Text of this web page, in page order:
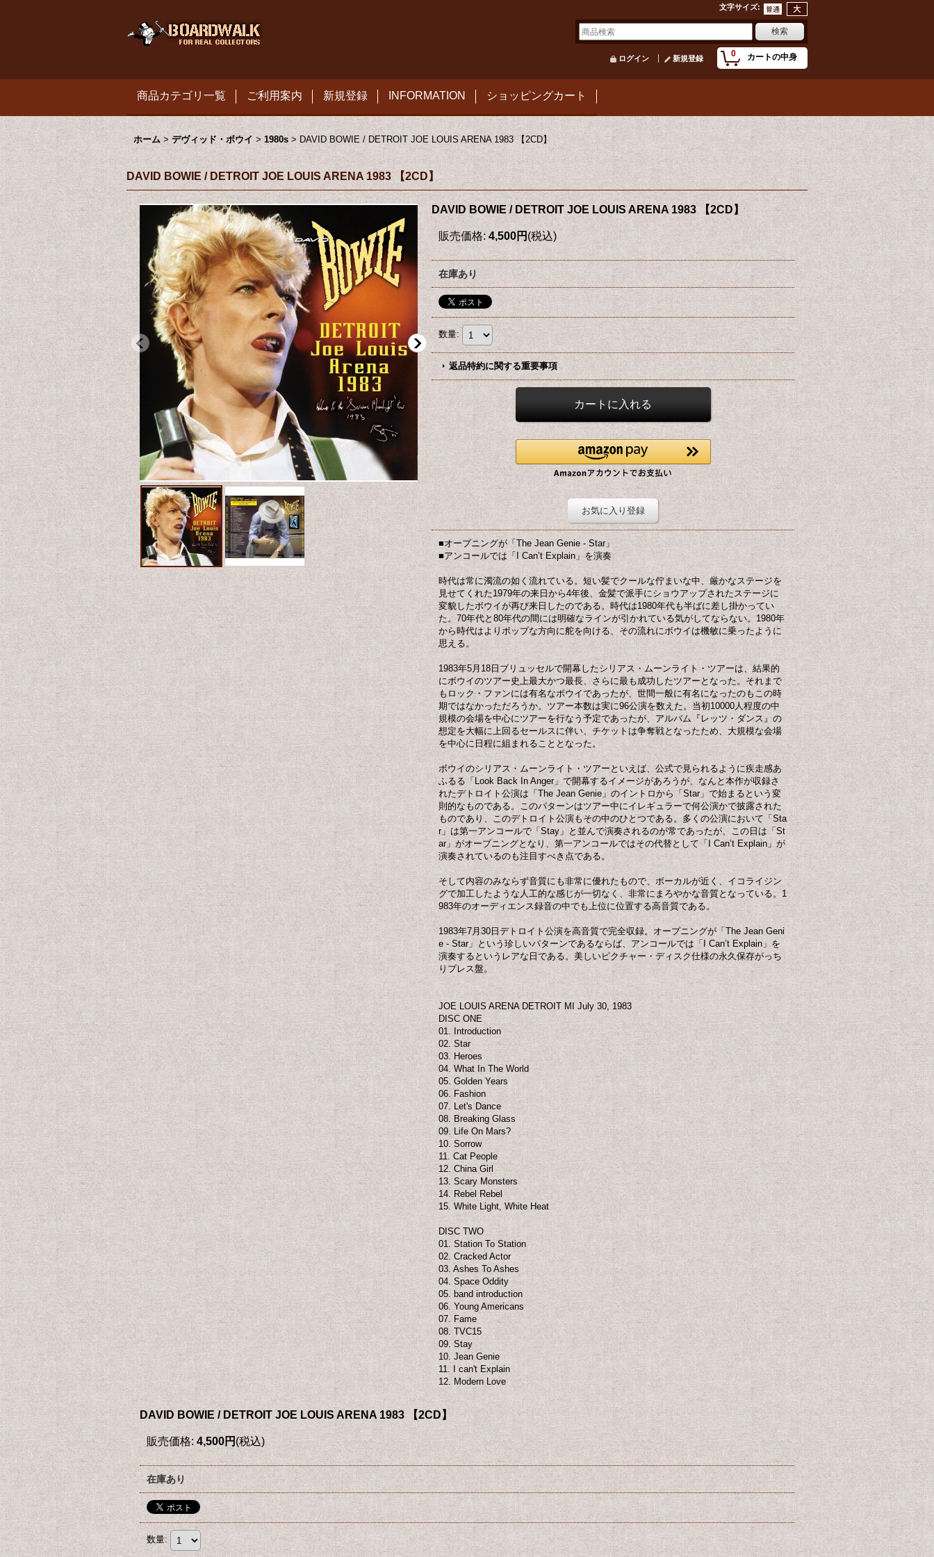
文字サイズ:
0 カートの中身
ログイン 新規登録
商品カテゴリ一覧 ご利用案内 新規登録 INFORMATION ショッピングカート
ホーム > デヴィッド・ボウイ > 1980s > DAVID BOWIE / DETROIT JOE LOUIS ARENA 1983 【2CD】
DAVID BOWIE / DETROIT JOE LOUIS ARENA 1983 【2CD】
DAVID BOWIE / DETROIT JOE LOUIS ARENA 1983 【2CD】
販売価格: 4,500円 (税込)
在庫あり
数量:
返品特約に関する重要事項
お気に入り登録
■オープニングが「The Jean Genie - Star」
■アンコールでは「I Can’t Explain」を演奏
時代は常に濁流の如く流れている。短い髪でクールな佇まいな中、厳かなステージを
見せてくれた1979年の来日から4年後、金髪で派手にショウアップされたステージに
変貌したボウイが再び来日したのである。時代は1980年代も半ばに差し掛かってい
た。70年代と80年代の間には明確なラインが引かれている気がしてならない。1980年
から時代はよりポップな方向に舵を向ける、その流れにボウイは機敏に乗ったように
思える。
1983年5月18日ブリュッセルで開幕したシリアス・ムーンライト・ツアーは、結果的
にボウイのツアー史上最大かつ最長、さらに最も成功したツアーとなった。それまで
もロック・ファンには有名なボウイであったが、世間一般に有名になったのもこの時
期ではなかっただろうか。ツアー本数は実に96公演を数えた。当初10000人程度の中
規模の会場を中心にツアーを行なう予定であったが、アルバム『レッツ・ダンス』の
想定を大幅に上回るセールスに伴い、チケットは争奪戦となったため、大規模な会場
を中心に日程に組まれることとなった。
ボウイのシリアス・ムーンライト・ツアーといえば、公式で見られるように疾走感あ
ふるる「Look Back In Anger」で開幕するイメージがあろうが、なんと本作が収録さ
れたデトロイト公演は「The Jean Genie」のイントロから「Star」で始まるという変
則的なものである。このパターンはツアー中にイレギュラーで何公演かで披露された
ものであり、このデトロイト公演もその中のひとつである。多くの公演において「Sta
r」は第一アンコールで「Stay」と並んで演奏されるのが常であったが、この日は「St
ar」がオープニングとなり、第一アンコールではその代替として「I Can’t Explain」が
演奏されているのも注目すべき点である。
そして内容のみならず音質にも非常に優れたもので、ボーカルが近く、イコライジン
グで加工したような人工的な感じが一切なく、非常にまろやかな音質となっている。1
983年のオーディエンス録音の中でも上位に位置する高音質である。
1983年7月30日デトロイト公演を高音質で完全収録。オープニングが「The Jean Geni
e - Star」という珍しいパターンであるならば、アンコールでは「I Can’t Explain」を
演奏するというレアな日である。美しいピクチャー・ディスク仕様の永久保存がっち
りプレス盤。
JOE LOUIS ARENA DETROIT MI July 30, 1983
DISC ONE
01. Introduction
02. Star
03. Heroes
04. What In The World
05. Golden Years
06. Fashion
07. Let's Dance
08. Breaking Glass
09. Life On Mars?
10. Sorrow
11. Cat People
12. China Girl
13. Scary Monsters
14. Rebel Rebel
15. White Light, White Heat
DISC TWO
01. Station To Station
02. Cracked Actor
03. Ashes To Ashes
04. Space Oddity
05. band introduction
06. Young Americans
07. Fame
08. TVC15
09. Stay
10. Jean Genie
11. I can't Explain
12. Modern Love
DAVID BOWIE / DETROIT JOE LOUIS ARENA 1983 【2CD】
販売価格: 4,500円(税込)
在庫あり
数量: